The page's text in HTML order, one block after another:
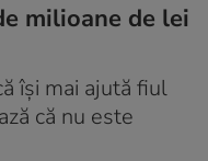
milioane de lei
își mai ajută fiul
că nu este